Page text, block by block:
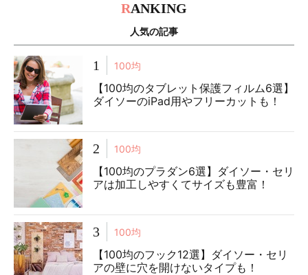
RANKING
人気の記事
1 100均
【100均のタブレット保護フィルム6選】
ダイソーのiPad用やフリーカットも！
2 100均
【100均のプラダン6選】ダイソー・セリ
アは加工しやすくてサイズも豊富！
3 100均
【100均のフック12選】ダイソー・セリ
アの壁に穴を開けないタイプも！